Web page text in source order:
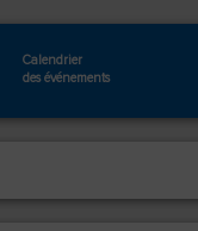
Calendrier
des événements